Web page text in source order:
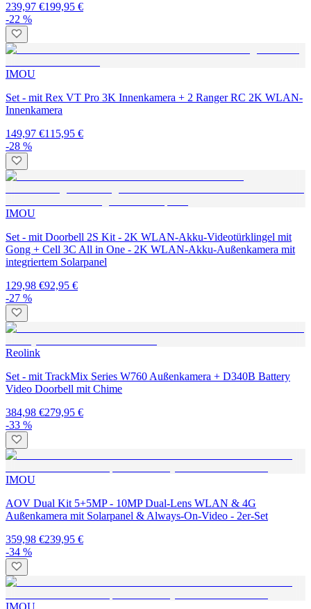
239,97 €199,95 €
-22 %
IMOU
Set - mit Rex VT Pro 3K Innenkamera + 2 Ranger RC 2K WLAN-
Innenkamera
149,97 €115,95 €
-28 %
IMOU
Set - mit Doorbell 2S Kit - 2K WLAN-Akku-Videotürklingel mit
Gong + Cell 3C All in One - 2K WLAN-Akku-Außenkamera mit
integriertem Solarpanel
129,98 €92,95 €
-27 %
Reolink
Set - mit TrackMix Series W760 Außenkamera + D340B Battery
Video Doorbell mit Chime
384,98 €279,95 €
-33 %
IMOU
AOV Dual Kit 5+5MP - 10MP Dual-Lens WLAN & 4G
Außenkamera mit Solarpanel & Always-On-Video - 2er-Set
359,98 €239,95 €
-34 %